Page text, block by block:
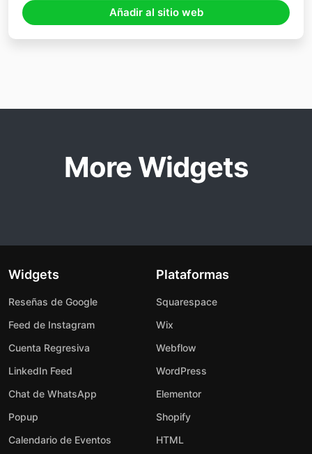
Añadir al sitio web
More Widgets
Widgets
Reseñas de Google
Feed de Instagram
Cuenta Regresiva
LinkedIn Feed
Chat de WhatsApp
Popup
Calendario de Eventos
Plataformas
Squarespace
Wix
Webflow
WordPress
Elementor
Shopify
HTML